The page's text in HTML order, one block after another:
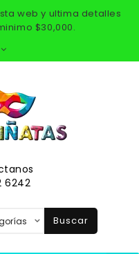
web y ultima detalles
$30,000.
6242
Buscar